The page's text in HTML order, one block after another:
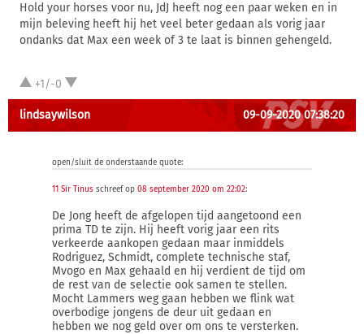
Hold your horses voor nu, JdJ heeft nog een paar weken en in
mijn beleving heeft hij het veel beter gedaan als vorig jaar
ondanks dat Max een week of 3 te laat is binnen gehengeld.
+1/-0
lindsaywilson 09-09-2020 07:38:20
open/sluit de onderstaande quote:
11 Sir Tinus schreef op 08 september 2020 om 22:02:
De Jong heeft de afgelopen tijd aangetoond een
prima TD te zijn. Hij heeft vorig jaar een rits
verkeerde aankopen gedaan maar inmiddels
Rodriguez, Schmidt, complete technische staf,
Mvogo en Max gehaald en hij verdient de tijd om
de rest van de selectie ook samen te stellen.
Mocht Lammers weg gaan hebben we flink wat
overbodige jongens de deur uit gedaan en
hebben we nog geld over om ons te versterken.